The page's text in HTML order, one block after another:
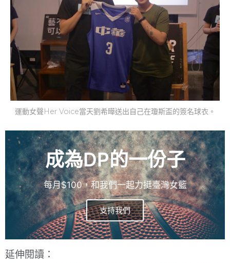
運動女聲Her Voice當天劉希曄送出自己在瓊斯盃的簽名球衣。
成為DP的一份子
每月$100，和我們一起力挺臺灣女籃
支持我們
延伸閱讀：